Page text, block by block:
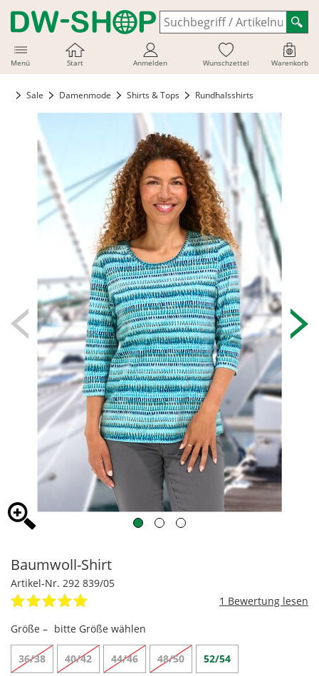
Menü Start Anmelden Wunschzettel Warenkorb
Sale Damenmode Shirts & Tops Rundhalsshirts
Baumwoll-Shirt
Artikel-Nr. 292 839/05
1
Größe – bitte Größe wählen
36/38 40/42 44/46 48/50 52/54